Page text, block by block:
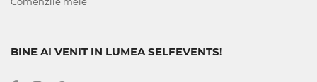
BINE AI VENIT IN LUMEA SELFEVENTS!